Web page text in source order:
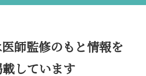
師監修のもと情報を
しています